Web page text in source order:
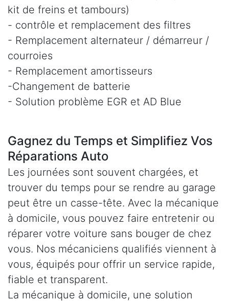
kit de freins et tambours)
- contrôle et remplacement des filtres
- Remplacement alternateur / démarreur /
courroies
- Remplacement amortisseurs
-Changement de batterie
- Solution problème EGR et AD Blue
Gagnez du Temps et Simplifiez Vos
Réparations Auto
Les journées sont souvent chargées, et
trouver du temps pour se rendre au garage
peut être un casse-tête. Avec la mécanique
à domicile, vous pouvez faire entretenir ou
réparer votre voiture sans bouger de chez
vous. Nos mécaniciens qualifiés viennent à
vous, équipés pour offrir un service rapide,
fiable et transparent.
La mécanique à domicile, une solution